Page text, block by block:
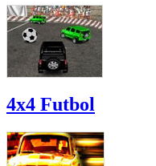
4x4 Futbol